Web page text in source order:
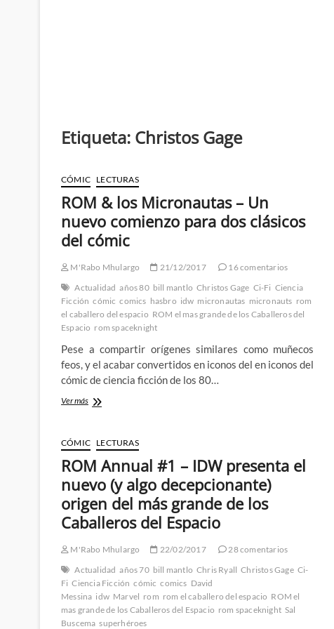
Etiqueta: Christos Gage
CÓMIC LECTURAS
ROM & los Micronautas – Un
nuevo comienzo para dos clásicos
del cómic
M'Rabo Mhulargo 21/12/2017
16 comentarios
Actualidad años 80 bill mantlo Christos Gage Ci-Fi Ciencia
Ficción cómic comics hasbro idw micronautas micronauts rom
el caballero del espacio ROM el mas grande de los Caballeros del
Espacio rom spaceknight
Pese a compartir orígenes similares como muñecos
feos, y el acabar convertidos en iconos del en iconos del
cómic de ciencia ficción de los 80…
Ver másROM
Micronautas
–
Un
comienzo
para
dos
clásicos
cómic
CÓMIC LECTURAS
ROM Annual #1 – IDW presenta el
nuevo (y algo decepcionante)
origen del más grande de los
Caballeros del Espacio
M'Rabo Mhulargo 22/02/2017
28 comentarios
Actualidad años 70 bill mantlo Chris Ryall Christos Gage Ci-
Fi Ciencia Ficción cómic comics David
Messina idw Marvel rom rom el caballero del espacio ROM el
mas grande de los Caballeros del Espacio rom spaceknight Sal
Buscema superhéroes